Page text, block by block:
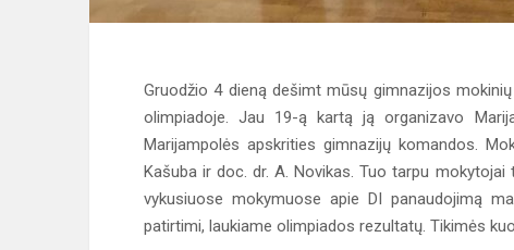
Gruodžio 4 dieną dešimt mūsų gimnazijos
olimpiadoje. Jau 19-ą kartą ją organizavo
Marijampolės apskrities gimnazijų komandos.
Kašuba ir doc. dr. A. Novikas. Tuo tarpu
vykusiuose mokymuose apie DI panaudojimą
patirtimi, laukiame olimpiados rezultatų. Tikimės